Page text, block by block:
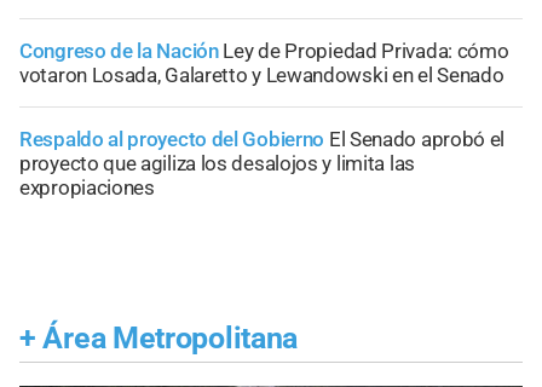
Congreso de la Nación Ley de Propiedad Privada: cómo
votaron Losada, Galaretto y Lewandowski en el Senado
Respaldo al proyecto del Gobierno El Senado aprobó el
proyecto que agiliza los desalojos y limita las
expropiaciones
+ Área Metropolitana